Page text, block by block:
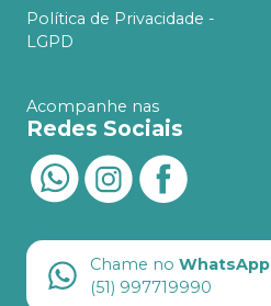
Política de Privacidade -
LGPD
Acompanhe nas
Redes Sociais
Chame no WhatsApp
(51) 997719990